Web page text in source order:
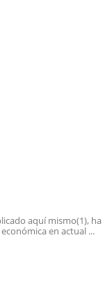
aquí mismo(1), ha
en actual ...